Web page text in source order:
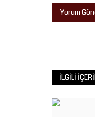
Yorum
İLGILI